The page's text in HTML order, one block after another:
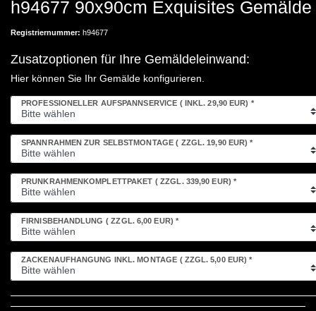
h94677 90x90cm Exquisites Gemälde
Registriernummer: h94677
Zusatzoptionen für Ihre Gemäldeleinwand:
Hier können Sie Ihr Gemälde konfigurieren.
PROFESSIONELLER AUFSPANNSERVICE ( INKL. 29,90 EUR) *
SPANNRAHMEN ZUR SELBSTMONTAGE ( ZZGL. 19,90 EUR)*
PRUNKRAHMENKOMPLETTPAKET ( ZZGL. 339,90 EUR) *
FIRNISBEHANDLUNG ( ZZGL. 6,00 EUR) *
ZACKENAUFHÄNGUNG INKL. MONTAGE ( ZZGL. 5,00 EUR)*